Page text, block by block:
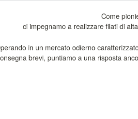
Come
ci impegnamo a realizzare filati di
in un mercato odierno